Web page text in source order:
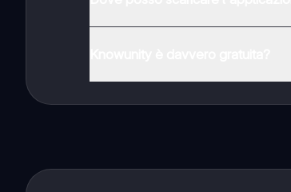
Sbloccherai nuove funzioni crescendo